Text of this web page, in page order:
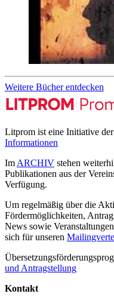
Weitere Bücher entdecken
Litprom ist eine Initiative
Informationen
Im ARCHIV stehen
Publikationen aus der
Verfügung.
Um regelmäßig über die
Fördermöglichkeiten,
News sowie
sich für unseren
und Antragstellung
Kontakt